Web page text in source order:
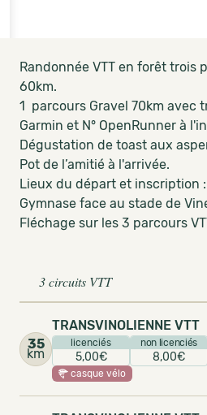
Randonnée VTT en forêt trois
60km.
1 parcours Gravel 70km avec
Garmin et N° OpenRunner à
Dégustation de toast aux
Pot de l’amitié à l'arrivée.
Lieux du départ et inscription
Gymnase face au stade de
Fléchage sur les 3 parcours
3 circuits VTT
35
km
TRANSVINOLIENNE VTT
licenciés
5,00€
non licenciés
8,00€
casque vélo